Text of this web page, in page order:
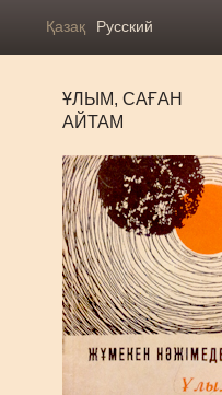
Қазақ Русский
ҰЛЫМ, САҒАН
АЙТАМ